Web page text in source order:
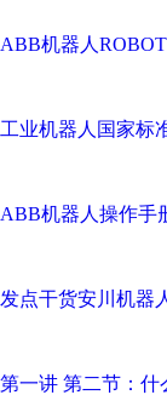
ABB机器人
工业机器人国家标
ABB机器人操作手
发点干货安川机器
第一讲 第二节：什